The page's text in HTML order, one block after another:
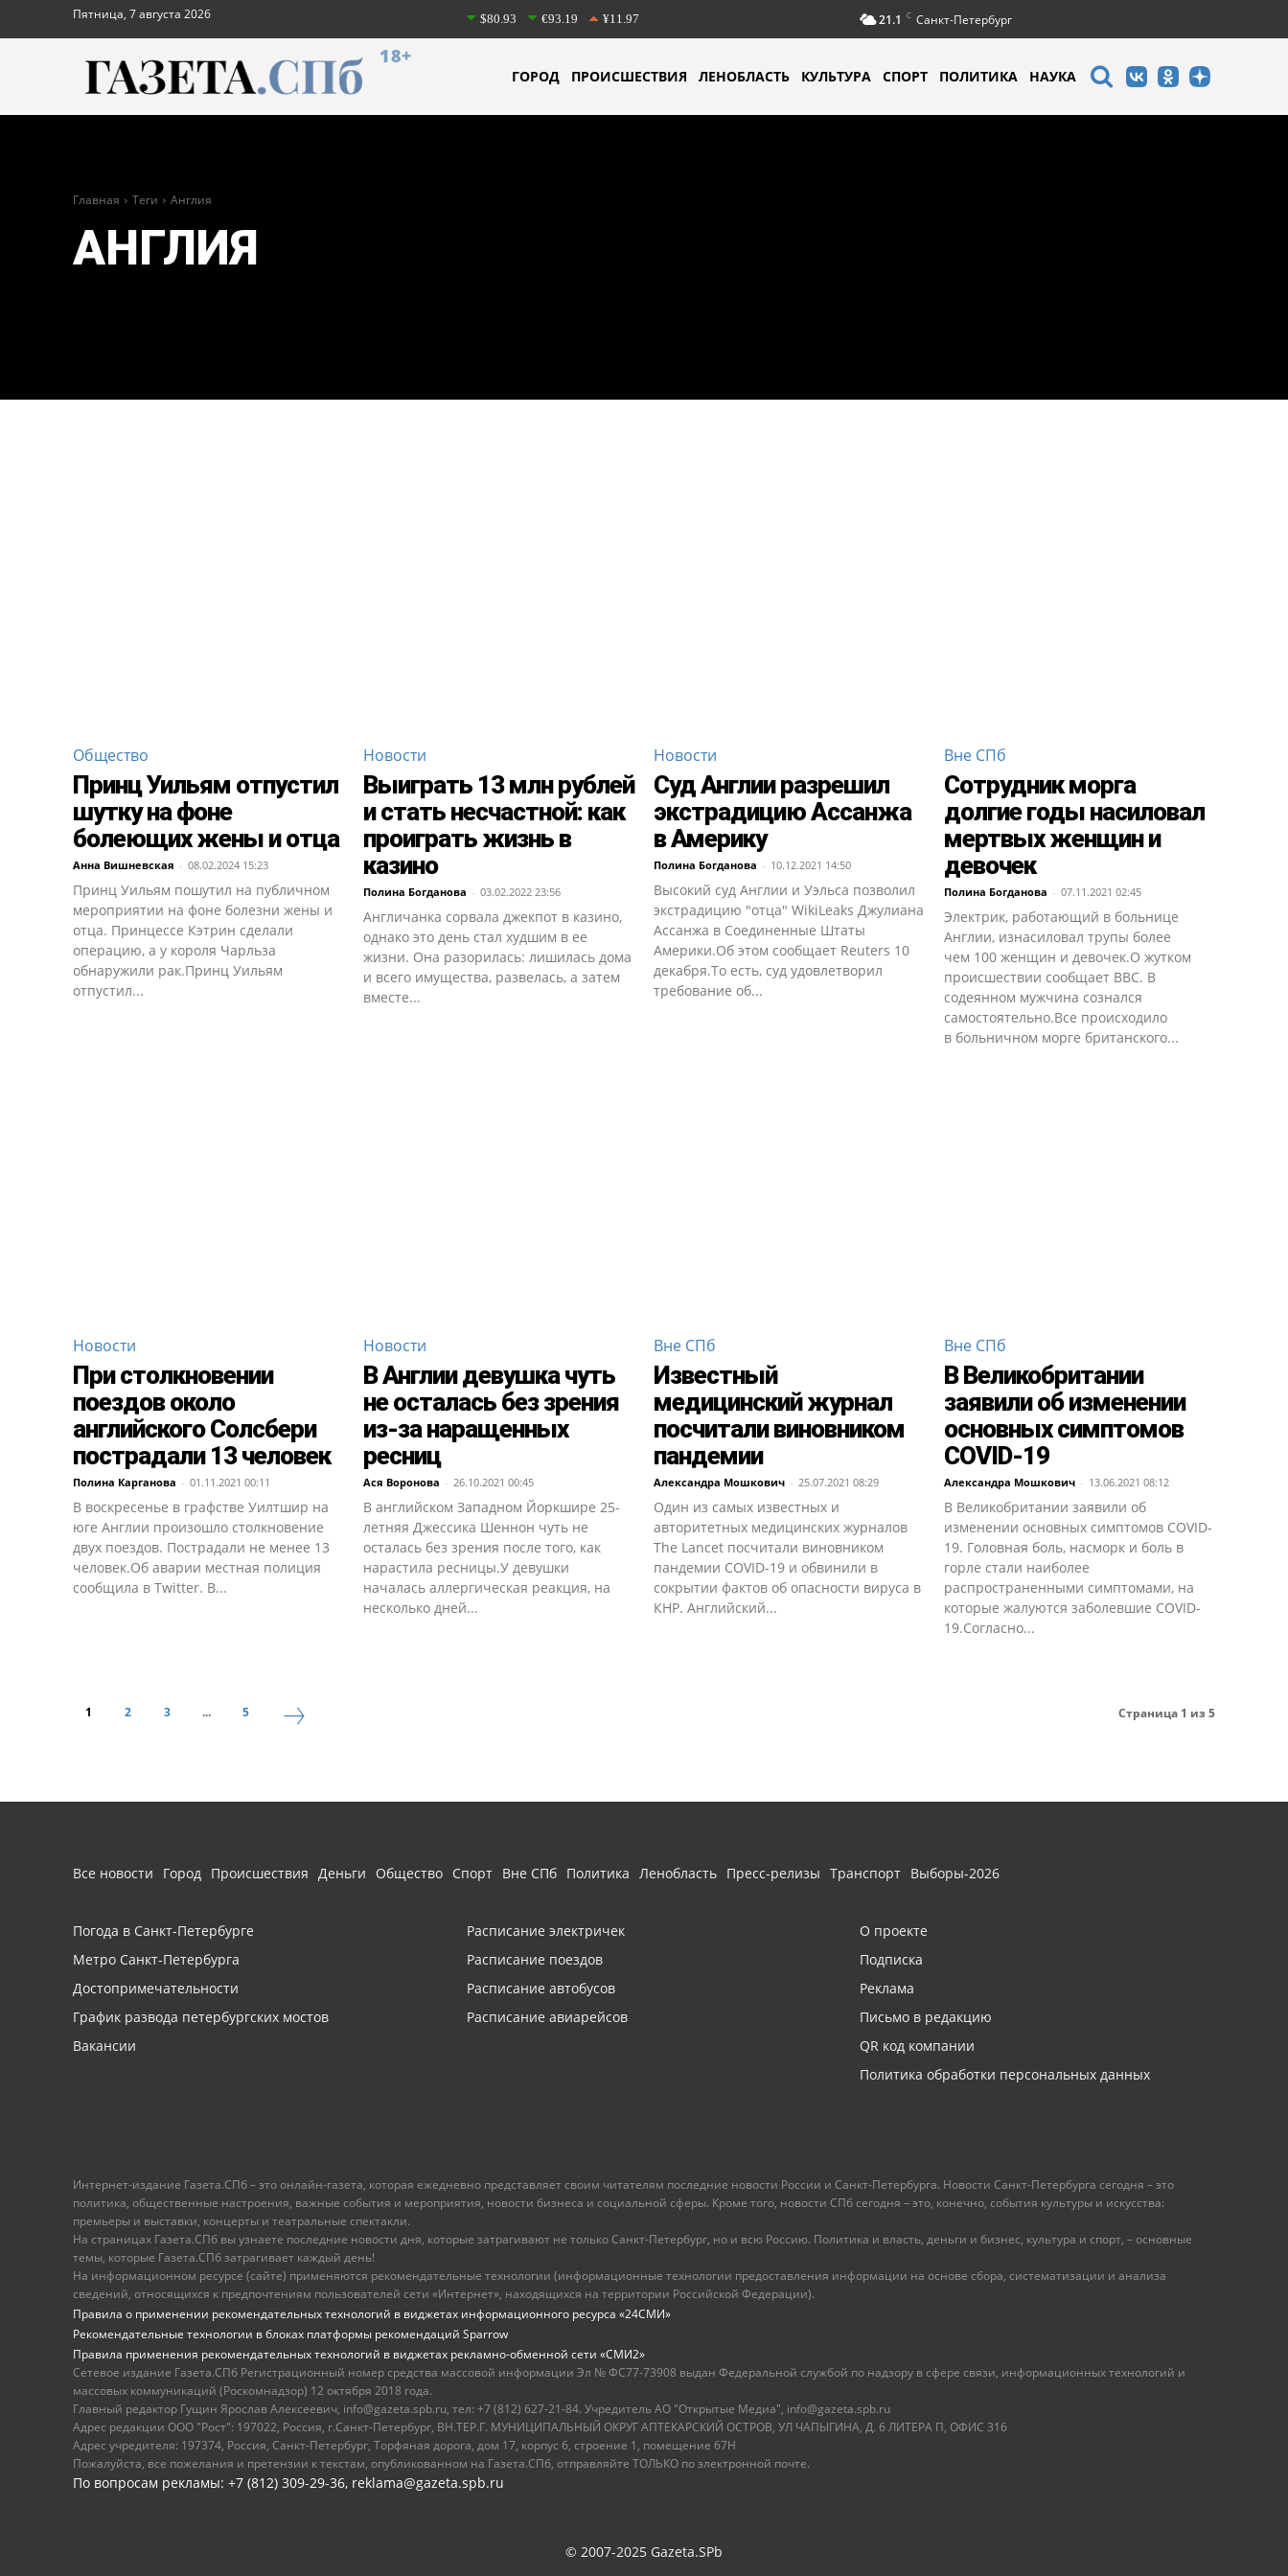
Пятница, 7 августа 2026 $80.93 €93.19 ¥11.97 21.1 C Санкт-Петербург
18+
ГОРОД ПРОИСШЕСТВИЯ ЛЕНОБЛАСТЬ КУЛЬТУРА СПОРТ ПОЛИТИКА НАУКА
Главная Теги Англия
АНГЛИЯ
Общество
Принц Уильям отпустил
шутку на фоне
болеющих жены и отца
Анна Вишневская - 08.02.2024 15:23
Принц Уильям пошутил на публичном
мероприятии на фоне болезни жены и
отца. Принцессе Кэтрин сделали
операцию, а у короля Чарльза
обнаружили рак.Принц Уильям
отпустил...
Новости
Выиграть 13 млн рублей
и стать несчастной: как
проиграть жизнь в
казино
Полина Богданова - 03.02.2022 23:56
Англичанка сорвала джекпот в казино,
однако это день стал худшим в ее
жизни. Она разорилась: лишилась дома
и всего имущества, развелась, а затем
вместе...
Новости
Суд Англии разрешил
экстрадицию Ассанжа
в Америку
Полина Богданова - 10.12.2021 14:50
Высокий суд Англии и Уэльса позволил
экстрадицию "отца" WikiLeaks Джулиана
Ассанжа в Соединенные Штаты
Америки.Об этом сообщает Reuters 10
декабря.То есть, суд удовлетворил
требование об...
Вне СПб
Сотрудник морга
долгие годы насиловал
мертвых женщин и
девочек
Полина Богданова - 07.11.2021 02:45
Электрик, работающий в больнице
Англии, изнасиловал трупы более
чем 100 женщин и девочек.О жутком
происшествии сообщает BBC. В
содеянном мужчина сознался
самостоятельно.Все происходило
в больничном морге британского...
Новости
При столкновении
поездов около
английского Солсбери
пострадали 13 человек
Полина Карганова - 01.11.2021 00:11
В воскресенье в графстве Уилтшир на
юге Англии произошло столкновение
двух поездов. Пострадали не менее 13
человек.Об аварии местная полиция
сообщила в Twitter. В...
Новости
В Англии девушка чуть
не осталась без зрения
из-за наращенных
ресниц
Ася Воронова - 26.10.2021 00:45
В английском Западном Йоркшире 25-
летняя Джессика Шеннон чуть не
осталась без зрения после того, как
нарастила ресницы.У девушки
началась аллергическая реакция, на
несколько дней...
Вне СПб
Известный
медицинский журнал
посчитали виновником
пандемии
Александра Мошкович - 25.07.2021 08:29
Один из самых известных и
авторитетных медицинских журналов
The Lancet посчитали виновником
пандемии COVID-19 и обвинили в
сокрытии фактов об опасности вируса в
КНР. Английский...
Вне СПб
В Великобритании
заявили об изменении
основных симптомов
COVID-19
Александра Мошкович - 13.06.2021 08:12
В Великобритании заявили об
изменении основных симптомов COVID-
19. Головная боль, насморк и боль в
горле стали наиболее
распространенными симптомами, на
которые жалуются заболевшие COVID-
19.Согласно...
1 2 3 ... 5 Страница 1 из 5
Все новости Город Происшествия Деньги Общество Спорт Вне СПб Политика Ленобласть Пресс-релизы Транспорт Выборы-2026
Погода в Санкт-Петербурге
Метро Санкт-Петербурга
Достопримечательности
График развода петербургских мостов
Вакансии
Расписание электричек
Расписание поездов
Расписание автобусов
Расписание авиарейсов
О проекте
Подписка
Реклама
Письмо в редакцию
QR код компании
Политика обработки персональных данных
Интернет-издание Газета.СПб – это онлайн-газета, которая ежедневно представляет своим читателям последние новости России и Санкт-Петербурга. Новости Санкт-Петербурга сегодня – это
политика, общественные настроения, важные события и мероприятия, новости бизнеса и социальной сферы. Кроме того, новости СПб сегодня – это, конечно, события культуры и искусства:
премьеры и выставки, концерты и театральные спектакли.
На страницах Газета.СПб вы узнаете последние новости дня, которые затрагивают не только Санкт-Петербург, но и всю Россию. Политика и власть, деньги и бизнес, культура и спорт, – основные
темы, которые Газета.СПб затрагивает каждый день!
На информационном ресурсе (сайте) применяются рекомендательные технологии (информационные технологии предоставления информации на основе сбора, систематизации и анализа
сведений, относящихся к предпочтениям пользователей сети «Интернет», находящихся на территории Российской Федерации).
Правила о применении рекомендательных технологий в виджетах информационного ресурса «24СМИ»
Рекомендательные технологии в блоках платформы рекомендаций Sparrow
Правила применения рекомендательных технологий в виджетах рекламно-обменной сети «СМИ2»
Сетевое издание Газета.СПб Регистрационный номер средства массовой информации Эл № ФС77-73908 выдан Федеральной службой по надзору в сфере связи, информационных технологий и
массовых коммуникаций (Роскомнадзор) 12 октября 2018 года.
Главный редактор Гущин Ярослав Алексеевич, info@gazeta.spb.ru, тел: +7 (812) 627-21-84. Учредитель АО "Открытые Медиа", info@gazeta.spb.ru
Адрес редакции ООО "Рост": 197022, Россия, г.Санкт-Петербург, ВН.ТЕР.Г. МУНИЦИПАЛЬНЫЙ ОКРУГ АПТЕКАРСКИЙ ОСТРОВ, УЛ ЧАПЫГИНА, Д. 6 ЛИТЕРА П, ОФИС 316
Адрес учредителя: 197374, Россия, Санкт-Петербург, Торфяная дорога, дом 17, корпус 6, строение 1, помещение 67Н
Пожалуйста, все пожелания и претензии к текстам, опубликованном на Газета.СПб, отправляйте ТОЛЬКО по электронной почте.
По вопросам рекламы: +7 (812) 309-29-36, reklama@gazeta.spb.ru
© 2007-2025 Gazeta.SPb